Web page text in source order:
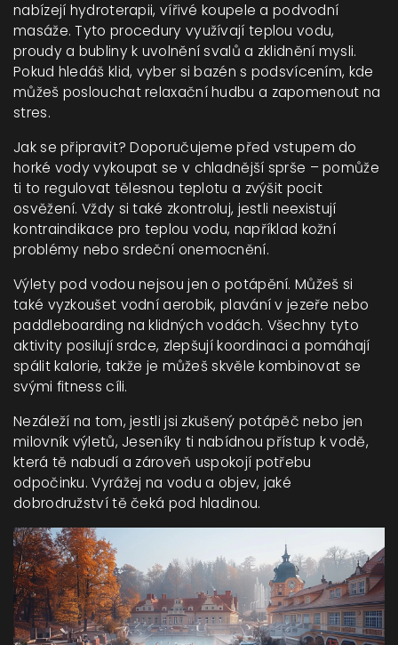
nabízejí hydroterapii, vířivé koupele a podvodní
masáže. Tyto procedury využívají teplou vodu,
proudy a bubliny k uvolnění svalů a zklidnění mysli.
Pokud hledáš klid, vyber si bazén s podsvícením, kde
můžeš poslouchat relaxační hudbu a zapomenout na
stres.
Jak se připravit? Doporučujeme před vstupem do
horké vody vykoupat se v chladnější sprše – pomůže
ti to regulovat tělesnou teplotu a zvýšit pocit
osvěžení. Vždy si také zkontroluj, jestli neexistují
kontraindikace pro teplou vodu, například kožní
problémy nebo srdeční onemocnění.
Výlety pod vodou nejsou jen o potápění. Můžeš si
také vyzkoušet vodní aerobik, plavání v jezeře nebo
paddleboarding na klidných vodách. Všechny tyto
aktivity posilují srdce, zlepšují koordinaci a pomáhají
spálit kalorie, takže je můžeš skvěle kombinovat se
svými fitness cíli.
Nezáleží na tom, jestli jsi zkušený potápěč nebo jen
milovník výletů, Jeseníky ti nabídnou přístup k vodě,
která tě nabudí a zároveň uspokojí potřebu
odpočinku. Vyrážej na vodu a objev, jaké
dobrodružství tě čeká pod hladinou.